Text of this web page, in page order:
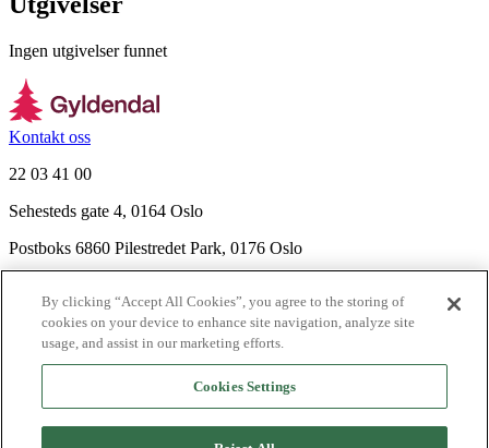
Ingen utgivelser funnet
Kontakt oss
22 03 41 00
Sehesteds gate 4, 0164 Oslo
Postboks 6860 Pilestredet Park, 0176 Oslo
Nyhetsbrev
Ledige stillinger
Send inn manus
By clicking “Accept All Cookies”, you agree to the storing of
cookies on your device to enhance site navigation, analyze site
usage, and assist in our marketing efforts.
Cookies Settings